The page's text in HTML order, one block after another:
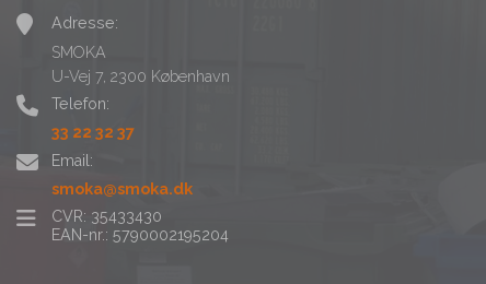
Adresse:
SMOKA
U-Vej 7, 2300 København
Telefon:
33 22 32 37
Email:
smoka@smoka.dk
CVR: 35433430
EAN-nr.: 5790002195204